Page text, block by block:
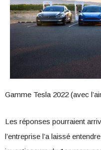
Gamme Tesla 2022 (avec
Les réponses pourraient
l’entreprise l’a laissé